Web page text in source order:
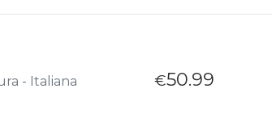
- Italiana
€50.99